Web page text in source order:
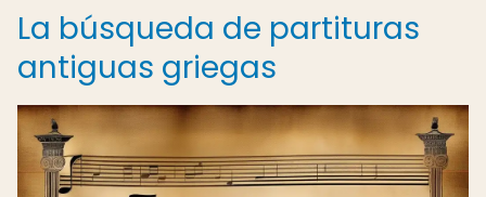
La búsqueda de partituras
antiguas griegas